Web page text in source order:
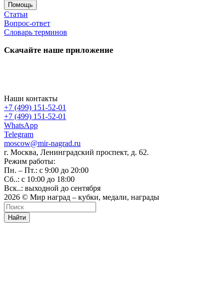
Помощь
Статьи
Вопрос-ответ
Словарь терминов
Скачайте наше приложение
Наши контакты
+7 (499) 151-52-01
+7 (499) 151-52-01
WhatsApp
Telegram
moscow@mir-nagrad.ru
г. Москва, Ленинградский проспект, д. 62.
Режим работы:
Пн. – Пт.: с 9:00 до 20:00
Сб..: с 10:00 до 18:00
Вск..: выходной до сентября
2026 © Мир наград – кубки, медали, награды
Найти